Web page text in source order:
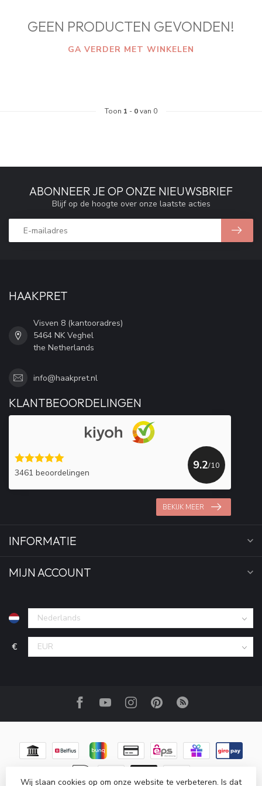
GEEN PRODUCTEN GEVONDEN!
GA VERDER MET WINKELEN
Toon 1 - 0van 0
ABONNEER JE OP ONZE NIEUWSBRIEF
Blijf op de hoogte over onze laatste acties
HAAKPRET
Visven 8 (kantooradres)
5464 NK Veghel
the Netherlands
info@haakpret.nl
KLANTBEOORDELINGEN
3461 beoordelingen
9.2/10
BEKIJK MEER
INFORMATIE
MIJN ACCOUNT
€
Wij slaan cookies op om onze website te verbeteren. Is dat